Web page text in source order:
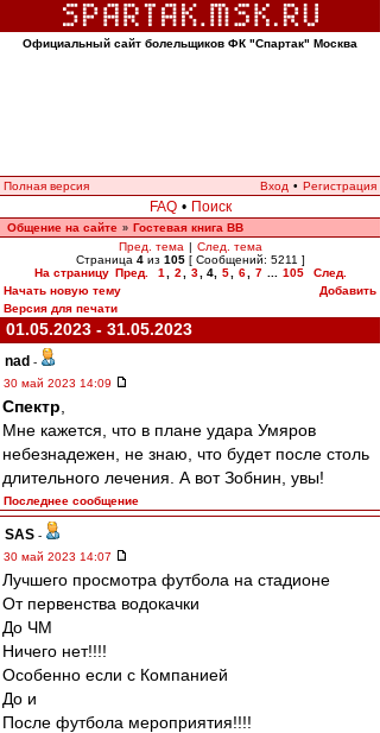
Официальный сайт болельщиков ФК "Спартак" Москва
Полная версия Вход • Регистрация
FAQ • Поиск
Общение на сайте » Гостевая книга ВВ
Пред. тема | След. тема
Страница 4из 105[ Сообщений: 5211 ]
На страницу Пред. 1 2 3 4, 5 6 7 105
След.
Начать новую тему
Добавить
Версия для печати
01.05.2023 - 31.05.2023
nad -
30 май 2023 14:09
Спектр
Мне кажется, что в плане удара Умяров
небезнадежен, не знаю, что будет после столь
длительного лечения. А вот Зобнин, увы!
Последнее сообщение
SAS -
30 май 2023 14:07
Лучшего просмотра футбола на стадионе
От первенства водокачки
До ЧМ
Ничего нет!!!!
Особенно если с Компанией
До и
После футбола мероприятия!!!!